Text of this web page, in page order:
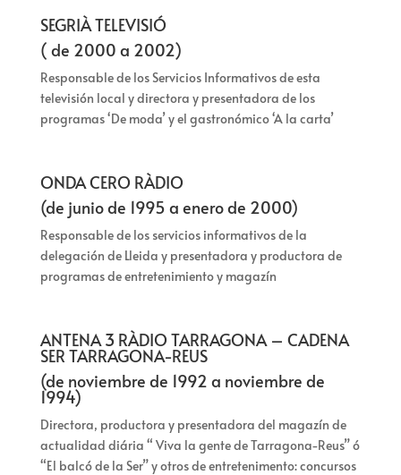
SEGRIÀ TELEVISIÓ
( de 2000 a 2002)
Responsable de los Servicios Informativos de esta
televisión local y directora y presentadora de los
programas ‘De moda’ y el gastronómico ‘A la carta’
ONDA CERO RÀDIO
(de junio de 1995 a enero de 2000)
Responsable de los servicios informativos de la
delegación de Lleida y presentadora y productora de
programas de entretenimiento y magazín
ANTENA 3 RÀDIO TARRAGONA – CADENA
SER TARRAGONA-REUS
(de noviembre de 1992 a noviembre de
1994)
Directora, productora y presentadora del magazín de
actualidad diária “ Viva la gente de Tarragona-Reus” ó
“El balcó de la Ser” y otros de entretenimento: concursos